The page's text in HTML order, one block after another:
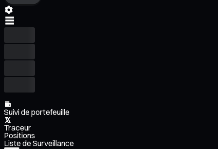
Suivi de portefeuille
Traceur
Positions
Liste de Surveillance